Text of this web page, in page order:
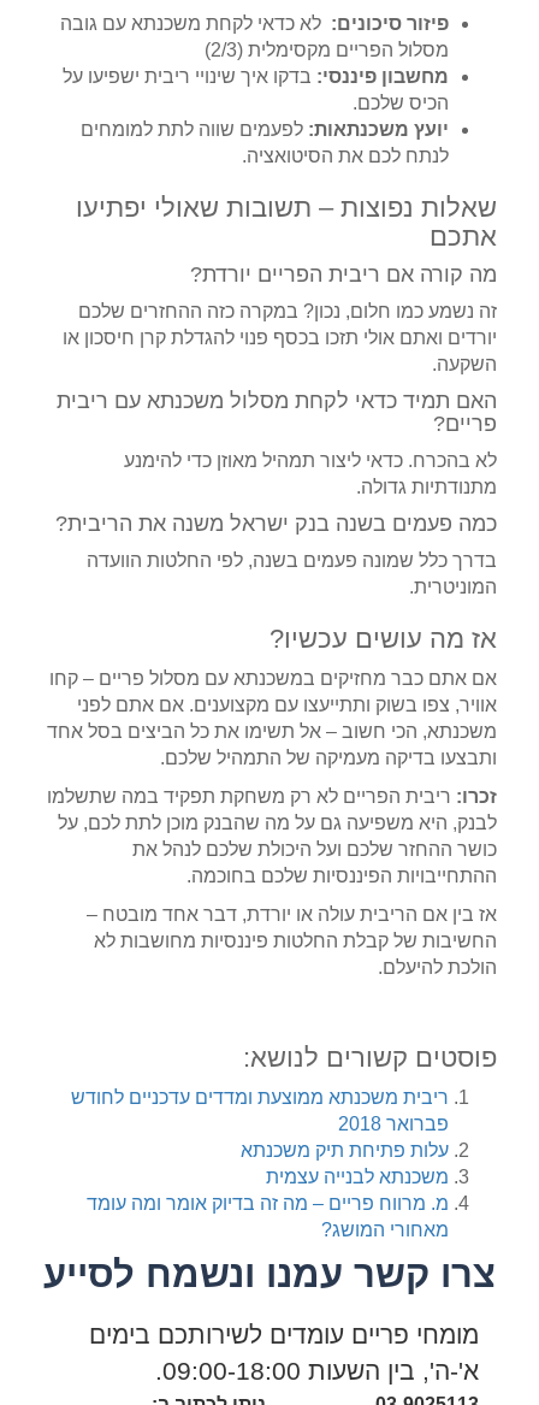
פיזור סיכונים: לא כדאי לקחת משכנתא עם גובה
מסלול הפריים מקסימלית (2/3)
מחשבון פיננסי: בדקו איך שינויי ריבית ישפיעו על
הכיס שלכם.
יועץ משכנתאות: לפעמים שווה לתת למומחים
לנתח לכם את הסיטואציה.
שאלות נפוצות – תשובות שאולי יפתיעו
אתכם
מה קורה אם ריבית הפריים יורדת?
זה נשמע כמו חלום, נכון? במקרה כזה ההחזרים שלכם
יורדים ואתם אולי תזכו בכסף פנוי להגדלת קרן חיסכון או
השקעה.
האם תמיד כדאי לקחת מסלול משכנתא עם ריבית
פריים?
לא בהכרח. כדאי ליצור תמהיל מאוזן כדי להימנע
מתנודתיות גדולה.
כמה פעמים בשנה בנק ישראל משנה את הריבית?
בדרך כלל שמונה פעמים בשנה, לפי החלטות הוועדה
המוניטרית.
אז מה עושים עכשיו?
אם אתם כבר מחזיקים במשכנתא עם מסלול פריים – קחו
אוויר, צפו בשוק ותתייעצו עם מקצוענים. אם אתם לפני
משכנתא, הכי חשוב – אל תשימו את כל הביצים בסל אחד
ותבצעו בדיקה מעמיקה של התמהיל שלכם.
זכרו: ריבית הפריים לא רק משחקת תפקיד במה שתשלמו
לבנק, היא משפיעה גם על מה שהבנק מוכן לתת לכם, על
כושר ההחזר שלכם ועל היכולת שלכם לנהל את
ההתחייבויות הפיננסיות שלכם בחוכמה.
אז בין אם הריבית עולה או יורדת, דבר אחד מובטח –
החשיבות של קבלת החלטות פיננסיות מחושבות לא
הולכת להיעלם.
פוסטים קשורים לנושא:
ריבית משכנתא ממוצעת ומדדים עדכניים לחודש
פברואר 2018
עלות פתיחת תיק משכנתא
משכנתא לבנייה עצמית
מ. מרווח פריים – מה זה בדיוק אומר ומה עומד
מאחורי המושג?
צרו קשר עמנו ונשמח לסייע
מומחי פריים עומדים לשירותכם בימים
א'-ה', בין השעות 09:00-18:00.